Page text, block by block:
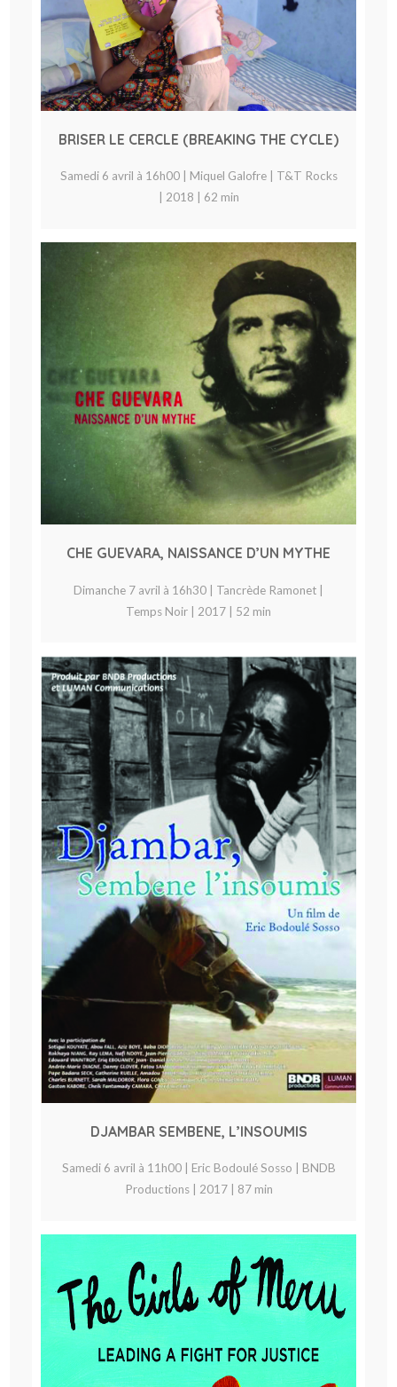
BRISER LE CERCLE (BREAKING THE CYCLE)
Samedi 6 avril à 16h00 | Miquel Galofre | T&T Rocks
| 2018 | 62 min
CHE GUEVARA, NAISSANCE D’UN MYTHE
Dimanche 7 avril à 16h30 | Tancrède Ramonet |
Temps Noir | 2017 | 52 min
DJAMBAR SEMBENE, L’INSOUMIS
Samedi 6 avril à 11h00 | Eric Bodoulé Sosso | BNDB
Productions | 2017 | 87 min